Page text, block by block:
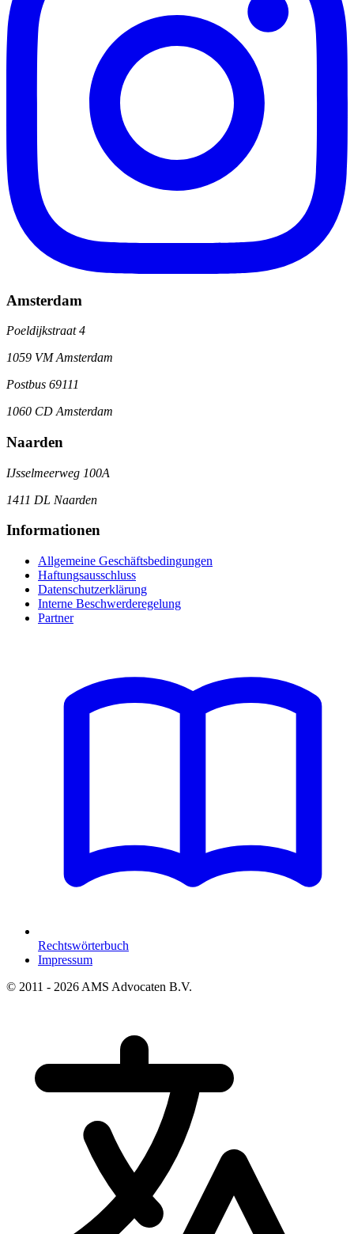
Amsterdam
Poeldijkstraat 4
1059 VM Amsterdam
Postbus 69111
1060 CD Amsterdam
Naarden
IJsselmeerweg 100A
1411 DL Naarden
Informationen
Allgemeine Geschäftsbedingungen
Haftungsausschluss
Datenschutzerklärung
Interne Beschwerderegelung
Partner
Rechtswörterbuch
Impressum
© 2011 - 2026 AMS Advocaten B.V.